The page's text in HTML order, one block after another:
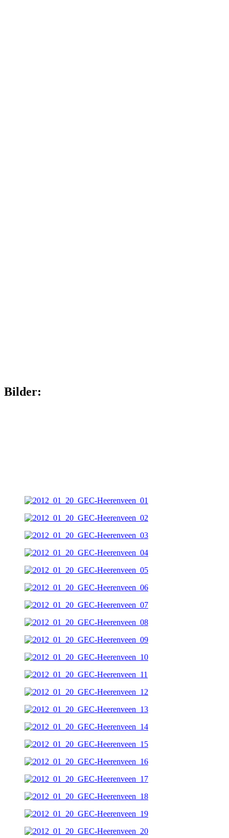
Bilder: